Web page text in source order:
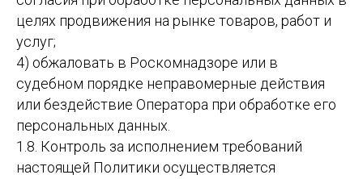
целях продвижения на рынке товаров, работ и
услуг;
4) обжаловать в Роскомнадзоре или в
судебном порядке неправомерные действия
или бездействие Оператора при обработке его
персональных данных.
1.8. Контроль за исполнением требований
настоящей Политики осуществляется